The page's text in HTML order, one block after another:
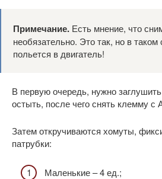
Примечание. Есть мнение, что
необязательно. Это так, но в таком
польется в двигатель!
В первую очередь, нужно
остыть, после чего снять клемму с
Затем откручиваются хомуты,
патрубки:
Маленькие – 4 ед.;